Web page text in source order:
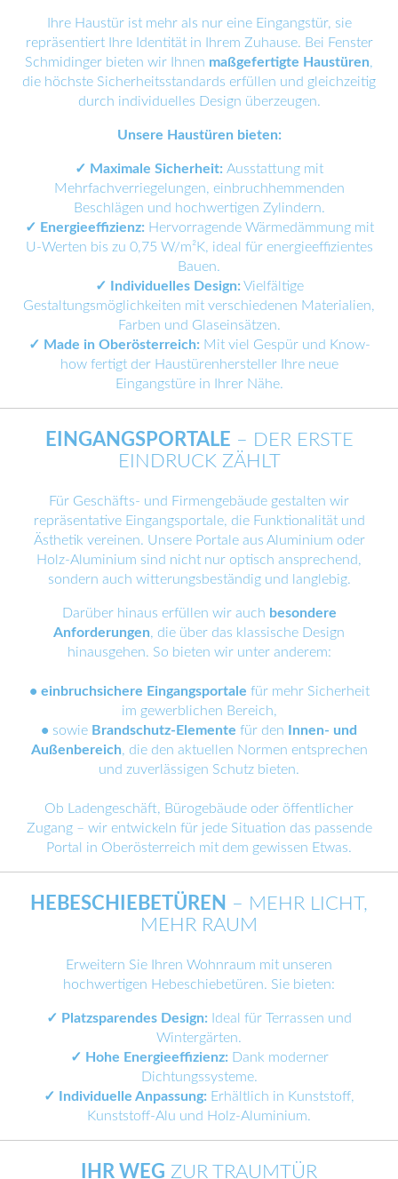
Ihre Haustür ist mehr als nur eine Eingangstür, sie
repräsentiert Ihre Identität in Ihrem Zuhause. Bei Fenster
Schmidinger bieten wir Ihnen maßgefertigte Haustüren,
die höchste Sicherheitsstandards erfüllen und gleichzeitig
durch individuelles Design überzeugen.
Unsere Haustüren bieten:
✓ Maximale Sicherheit: Ausstattung mit
Mehrfachverriegelungen, einbruchhemmenden
Beschlägen und hochwertigen Zylindern.
✓ Energieeffizienz: Hervorragende Wärmedämmung mit
U-Werten bis zu 0,75 W/m²K, ideal für energieeffizientes
Bauen.
✓
Individuelles Design: Vielfältige
Gestaltungsmöglichkeiten mit verschiedenen Materialien,
Farben und Glaseinsätzen.
✓ Made in Oberösterreich: Mit viel Gespür und Know-
how fertigt der Haustürenhersteller Ihre neue
Eingangstüre in Ihrer Nähe.
EINGANGSPORTALE – DER ERSTE
EINDRUCK ZÄHLT
Für Geschäfts- und Firmengebäude gestalten wir
repräsentative Eingangsportale, die Funktionalität und
Ästhetik vereinen. Unsere Portale aus Aluminium oder
Holz-Aluminium sind nicht nur optisch ansprechend,
sondern auch witterungsbeständig und langlebig.
Darüber hinaus erfüllen wir auch besondere
Anforderungen, die über das klassische Design
hinausgehen. So bieten wir unter anderem:
• einbruchsichere Eingangsportale für mehr Sicherheit
im gewerblichen Bereich,
• sowie Brandschutz-Elemente für den
Innen- und
Außenbereich, die den aktuellen Normen entsprechen
und zuverlässigen Schutz bieten.
Ob Ladengeschäft, Bürogebäude oder öffentlicher
Zugang – wir entwickeln für jede Situation das passende
Portal in Oberösterreich mit dem gewissen Etwas.
HEBESCHIEBETÜREN – MEHR LICHT,
MEHR RAUM
Erweitern Sie Ihren Wohnraum mit unseren
hochwertigen Hebeschiebetüren. Sie bieten:
✓ Platzsparendes Design: Ideal für Terrassen und
Wintergärten.
✓ Hohe Energieeffizienz: Dank moderner
Dichtungssysteme.
✓
Individuelle Anpassung: Erhältlich in Kunststoff,
Kunststoff-Alu und Holz-Aluminium.
IHR WEG ZUR TRAUMTÜR